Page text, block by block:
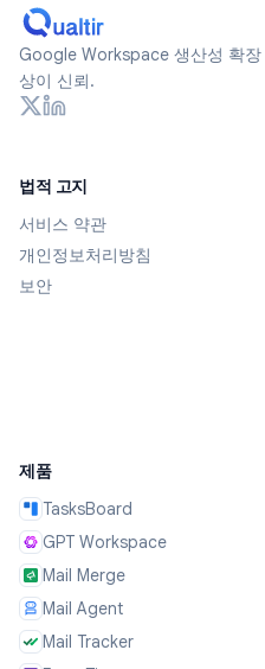
Abdelrahman Hamdy
동과 프라이버시 보호입니다.
Chrome Web Store Review
GPT Workspace를 강력히
쓰는 저에게 이 확장 프로그
기술을 따라가는 데 큰 도움
웹에서 뭘 하든 빠르게 작업
니다. 필요할 때 브라우저 옆
바로 다시 숨길 수 있어요. 최
Google Workspace 생산성 확
상이 신뢰.
법적 고지
서비스 약관
개인정보처리방침
보안
제품
TasksBoard
GPT Workspace
Mail Merge
Mail Agent
Mail Tracker